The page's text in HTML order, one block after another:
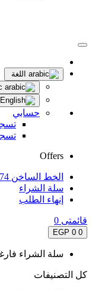
اللغة
حسابي
Offers
الخط الساخن 15474
سلة الشراء
إنهاء الطلب
قائمتى 0
0
0 EGP
سلة الشراء
كل التصنيفات